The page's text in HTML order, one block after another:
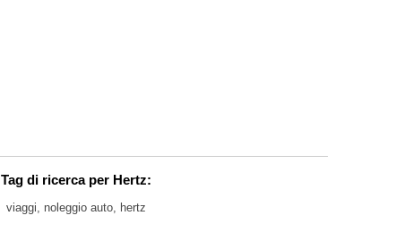
Tag di ricerca per Hertz:
viaggi, noleggio auto, hertz